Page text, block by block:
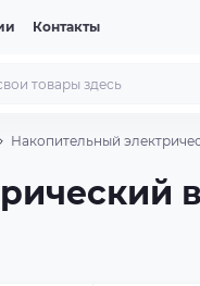
Контакты
Накопительный